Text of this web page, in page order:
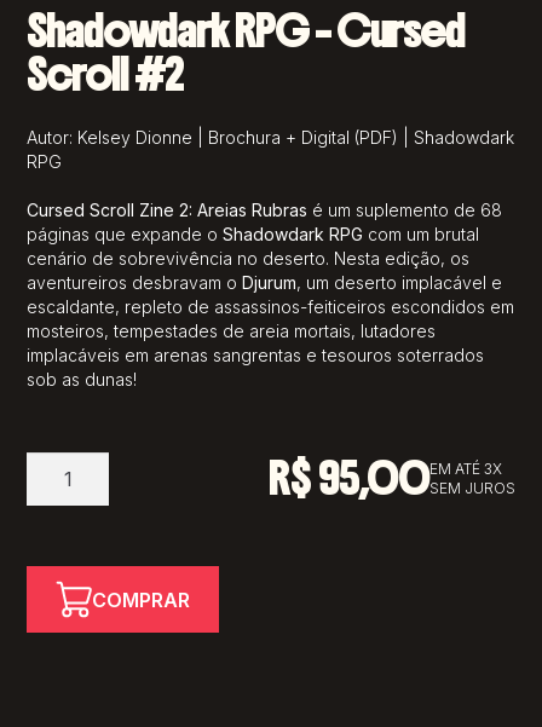
Shadowdark RPG – Cursed
Scroll #2
Autor: Kelsey Dionne | Brochura + Digital (PDF) | Shadowdark
RPG
Cursed Scroll Zine 2: Areias Rubras é um suplemento de 68
páginas que expande oShadowdark RPG com um brutal
cenário de sobrevivência no deserto. Nesta edição, os
aventureiros desbravam oDjurum, um deserto implacável e
escaldante, repleto de assassinos-feiticeiros escondidos em
mosteiros, tempestades de areia mortais, lutadores
implacáveis em arenas sangrentas e tesouros soterrados
sob as dunas!
Shadowdark
Scroll
quantidade
R$95,00EM ATÉ 3X
SEM JUROS
COMPRAR